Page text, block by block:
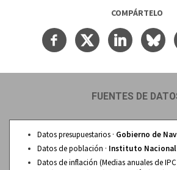
COMPÁRTELO
FUENTES DE
Datos presupuestarios · Gobierno de
Datos de población · Instituto Nacional
Datos de inflación (Medias anuales de